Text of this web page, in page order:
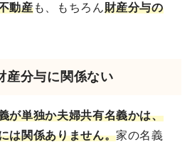
動産も、もちろん財産分与の
産分与に関係ない
が単独か夫婦共有名義かは、
は関係ありません。家の名義